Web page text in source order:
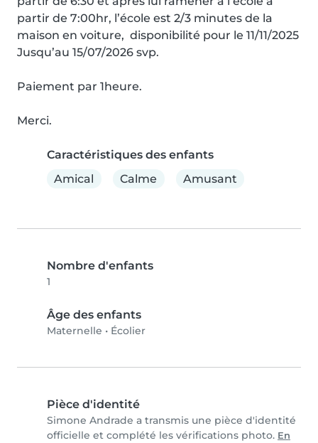
partir de 7:00hr, l’école est 2/3 minutes de la
maison en voiture,  disponibilité pour le 11/11/2025
Jusqu’au 15/07/2026 svp.
Paiement par 1heure.
Merci.
Caractéristiques des enfants
Amical
Calme Amusant
Nombre d'enfants
1
Âge des enfants
Maternelle • Écolier
Pièce d'identité
Simone Andrade a transmis une pièce d'identité
officielle et complété les vérifications photo. En